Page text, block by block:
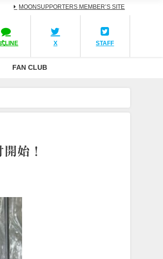
MOONSUPPORTERS MEMBER’S SITE
LINE X STAFF
FAN CLUB
始！